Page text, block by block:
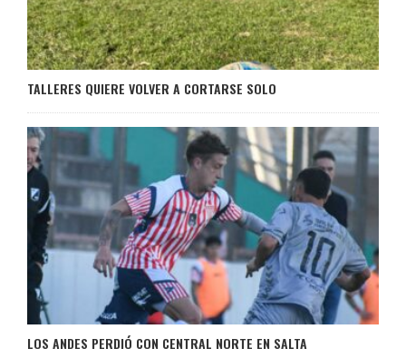
TALLERES QUIERE VOLVER A CORTARSE SOLO
LOS ANDES PERDIÓ CON CENTRAL NORTE EN SALTA